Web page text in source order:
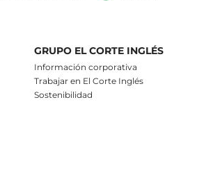
GRUPO EL CORTE INGLÉS
Información corporativa
Trabajar en El Corte Inglés
Sostenibilidad